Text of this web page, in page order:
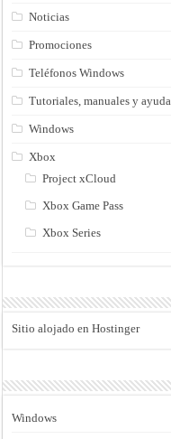
Noticias
Promociones
Teléfonos Windows
Tutoriales, manuales y ayuda
Windows
Xbox
Project xCloud
Xbox Game Pass
Xbox Series
Sitio alojado en Hostinger
Windows